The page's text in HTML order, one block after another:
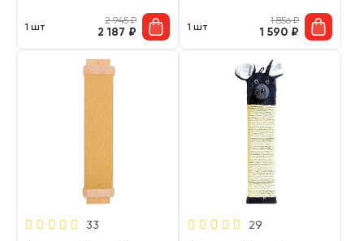
1 шт
2 945₽
2 187 ₽ 1 шт
1 856₽
1 590 ₽
33 29